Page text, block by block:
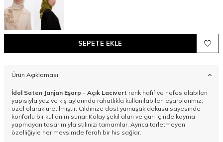
SEPETE EKLE
Ürün Açıklaması
İdol Saten Janjan Eşarp - Açık Lacivert renk hafif ve nefes alabilen
yapısıyla yaz ve kış aylarında rahatlıkla kullanılabilen eşarplarımız,
özel olarak üretilmiştir. Cildinize dost yumuşak dokusu sayesinde
konforlu bir kullanım sunar.Kolay şekil alan ve gün içinde kayma
yapmayan tasarımıyla stilinizi tamamlar. Ayrıca terletmeyen
özelliğiyle her mevsimde ferah bir his sağlar.